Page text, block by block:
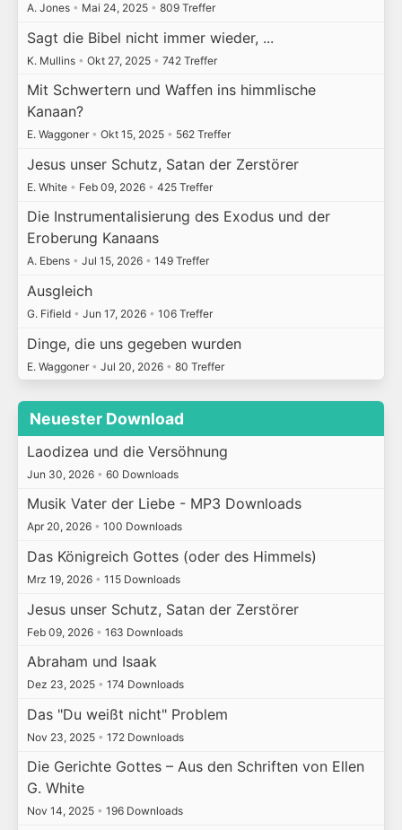
A. Jones • Mai 24, 2025 • 809 Treffer
Sagt die Bibel nicht immer wieder, ...
K. Mullins • Okt 27, 2025 • 742 Treffer
Mit Schwertern und Waffen ins himmlische
Kanaan?
E. Waggoner • Okt 15, 2025 • 562 Treffer
Jesus unser Schutz, Satan der Zerstörer
E. White • Feb 09, 2026 • 425 Treffer
Die Instrumentalisierung des Exodus und der
Eroberung Kanaans
A. Ebens • Jul 15, 2026 • 149 Treffer
Ausgleich
G. Fifield • Jun 17, 2026 • 106 Treffer
Dinge, die uns gegeben wurden
E. Waggoner • Jul 20, 2026 • 80 Treffer
Neuester Download
Laodizea und die Versöhnung
Jun 30, 2026 • 60 Downloads
Musik Vater der Liebe - MP3 Downloads
Apr 20, 2026 • 100 Downloads
Das Königreich Gottes (oder des Himmels)
Mrz 19, 2026 • 115 Downloads
Jesus unser Schutz, Satan der Zerstörer
Feb 09, 2026 • 163 Downloads
Abraham und Isaak
Dez 23, 2025 • 174 Downloads
Das "Du weißt nicht" Problem
Nov 23, 2025 • 172 Downloads
Die Gerichte Gottes – Aus den Schriften von Ellen
G. White
Nov 14, 2025 • 196 Downloads